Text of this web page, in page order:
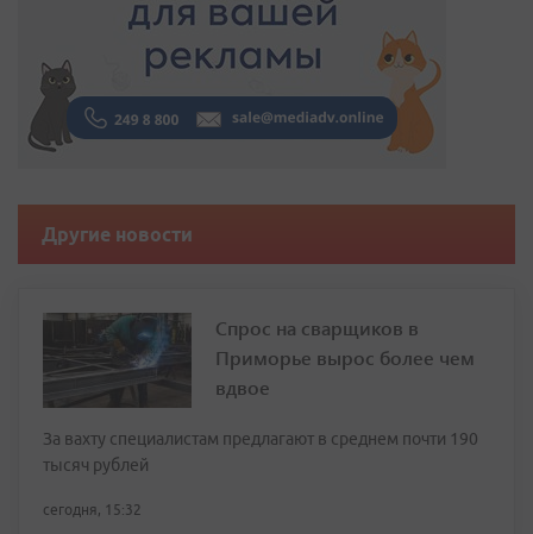
Другие новости
Спрос на сварщиков в
Приморье вырос более чем
вдвое
За вахту специалистам предлагают в среднем почти 190
тысяч рублей
сегодня, 15:32